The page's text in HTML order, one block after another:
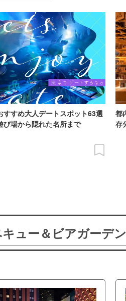
すすめ大人デートスポット63選
び場から隠れた名所まで
都
存
ュー＆ビアガーデン